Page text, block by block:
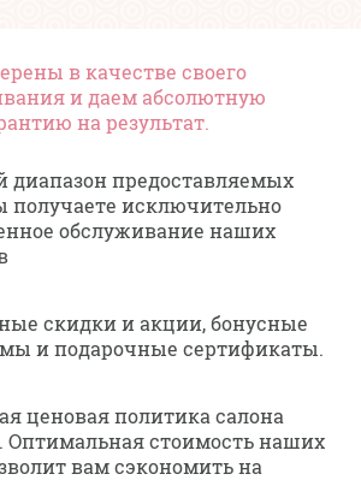
в качестве своего
и даем абсолютную
на результат.
диапазон предоставляемых
получаете исключительно
обслуживание наших
скидки и акции, бонусные
и подарочные сертификаты.
ценовая политика салона
Оптимальная стоимость наших
вам сэкономить на